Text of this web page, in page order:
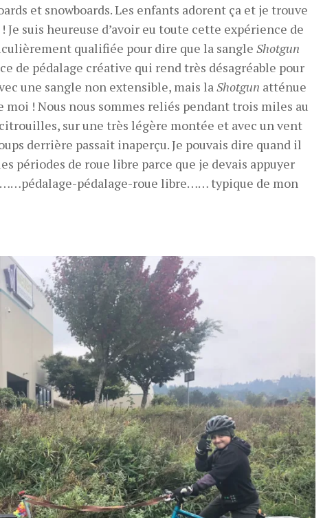
et snowboards. Les enfants adorent ça et je trouve
Je suis heureuse d’avoir eu toute cette expérience de
qualifiée pour dire que la sangle Shotgun
de pédalage créative qui rend très désagréable pour
une sangle non extensible, mais laShotgun atténue
! Nous nous sommes reliés pendant trois miles au
sur une très légère montée et avec un vent
derrière passait inaperçu. Je pouvais dire quand il
périodes de roue libre parce que je devais appuyer
pédalage-roue libre…… typique de mon